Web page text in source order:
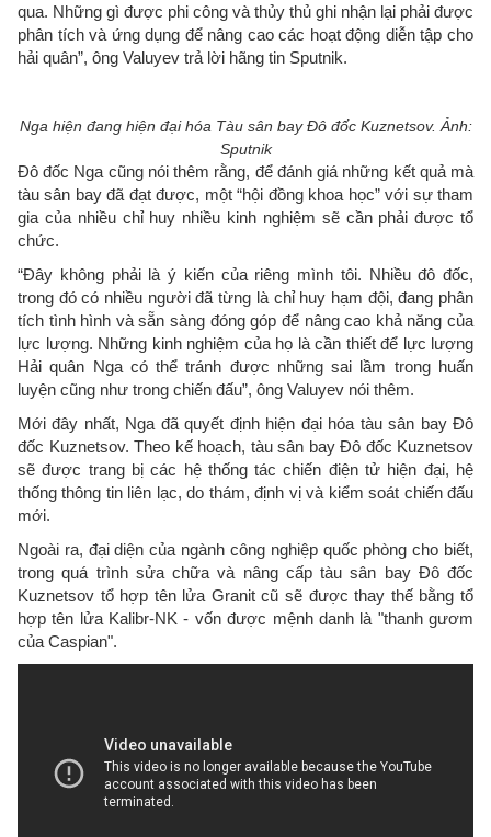
qua. Những gì được phi công và thủy thủ ghi nhận lại phải được
phân tích và ứng dụng để nâng cao các hoạt động diễn tập cho
hải quân”, ông Valuyev trả lời hãng tin Sputnik.
Nga hiện đang hiện đại hóa Tàu sân bay Đô đốc Kuznetsov. Ảnh:
Sputnik
Đô đốc Nga cũng nói thêm rằng, để đánh giá những kết quả mà
tàu sân bay đã đạt được, một “hội đồng khoa học” với sự tham
gia của nhiều chỉ huy nhiều kinh nghiệm sẽ cần phải được tổ
chức.
“Đây không phải là ý kiến của riêng mình tôi. Nhiều đô đốc,
trong đó có nhiều người đã từng là chỉ huy hạm đội, đang phân
tích tình hình và sẵn sàng đóng góp để nâng cao khả năng của
lực lượng. Những kinh nghiệm của họ là cần thiết để lực lượng
Hải quân Nga có thể tránh được những sai lầm trong huấn
luyện cũng như trong chiến đấu”, ông Valuyev nói thêm.
Mới đây nhất, Nga đã quyết định hiện đại hóa tàu sân bay Đô
đốc Kuznetsov. Theo kế hoạch, tàu sân bay Đô đốc Kuznetsov
sẽ được trang bị các hệ thống tác chiến điện tử hiện đại, hệ
thống thông tin liên lạc, do thám, định vị và kiểm soát chiến đấu
mới.
Ngoài ra, đại diện của ngành công nghiệp quốc phòng cho biết,
trong quá trình sửa chữa và nâng cấp tàu sân bay Đô đốc
Kuznetsov tổ hợp tên lửa Granit cũ sẽ được thay thế bằng tổ
hợp tên lửa Kalibr-NK - vốn được mệnh danh là "thanh gươm
của Caspian".